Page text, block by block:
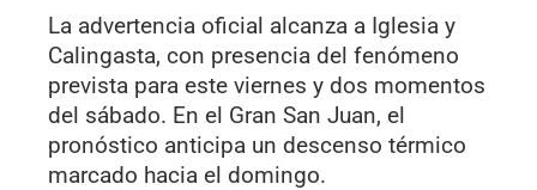
La advertencia oficial alcanza a Iglesia y
Calingasta, con presencia del fenómeno
prevista para este viernes y dos momentos
del sábado. En el Gran San Juan, el
pronóstico anticipa un descenso térmico
marcado hacia el domingo.